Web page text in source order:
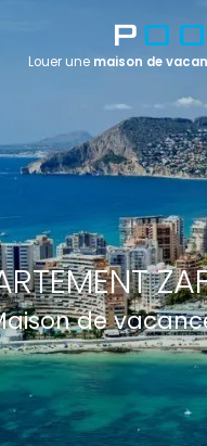
de
Louer une maison de